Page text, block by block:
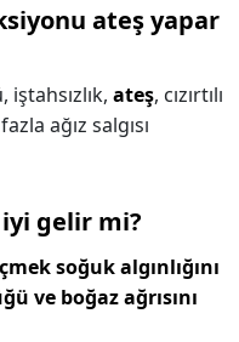
ateş yapar
ateş, cızırtılı
ağız salgısı
iyi gelir mi?
soğuk algınlığını
ve boğaz ağrısını